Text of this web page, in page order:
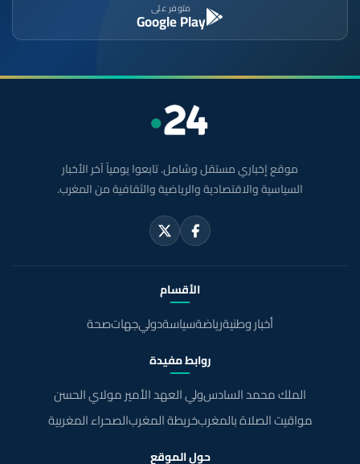
متوفر على
Google Play
موقع إخباري مستقل وشامل. تابعوا يومياً آخر الأخبار
السياسية والاقتصادية والرياضية والثقافية من المغرب.
الأقسام
أخبار وطنيةرياضةسياسةدوليجهاتصحة
روابط مفيدة
الملك محمد السادسولي العهد الأمير مولاي الحسن
مواقيت الصلاة بالمغربخريطة المغربالصحراء المغربية
حول الموقع